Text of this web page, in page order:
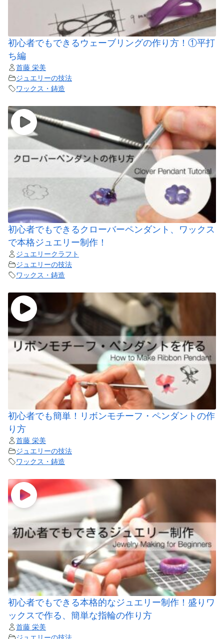
初心者でもできるウェーブリングの作り方！①平打
ち編
首藤 栄美
ジュエリーの技法
ワックス・鋳造
初心者でもできるクローバーペンダント、ワックス
で本格ジュエリー制作！
ジュエリークラフト
ジュエリーの技法
ワックス・鋳造
初心者でも簡単！リボンモチーフ・ペンダントの作
り方
首藤 栄美
ジュエリーの技法
ワックス・鋳造
初心者でもできる本格的なジュエリー制作！盛りワ
ックスで作る、簡単な指輪の作り方
首藤 栄美
ジュエリーの技法